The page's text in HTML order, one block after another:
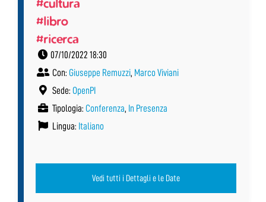
#libro
#ricerca
07/10/2022 18:30
Con: Giuseppe Remuzzi, Marco Viviani
Sede: OpenPI
Tipologia: Conferenza, In Presenza
Lingua: Italiano
Vedi tutti i Dettagli e le Date